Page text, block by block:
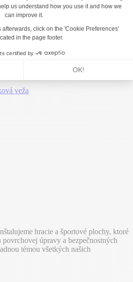
páčiť...
veža
hracie a športové plochy, ktoré
úpravy a bezpečnostných
témou všetkých našich